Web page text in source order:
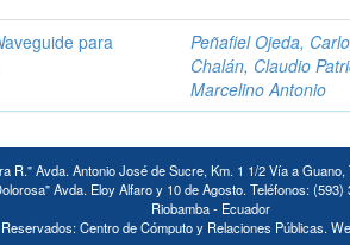
para
Peñafiel Ojeda,
Chalán, Claudio
Marcelino Antonio
R." Avda. Antonio José de Sucre, Km. 1 1/2 Vía a
Avda. Eloy Alfaro y 10 de Agosto. Teléfonos: (593)
Riobamba - Ecuador
Centro de Cómputo y Relaciones Públicas.